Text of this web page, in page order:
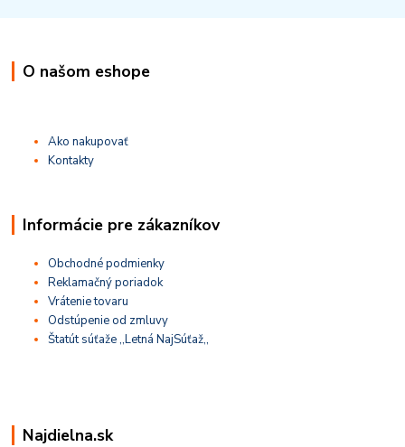
O našom eshope
Ako nakupovať
Kontakty
Informácie pre zákazníkov
Obchodné podmienky
Reklamačný poriadok
Vrátenie tovaru
Odstúpenie od zmluvy
Štatút súťaže ,,Letná NajSúťaž,,
Najdielna.sk